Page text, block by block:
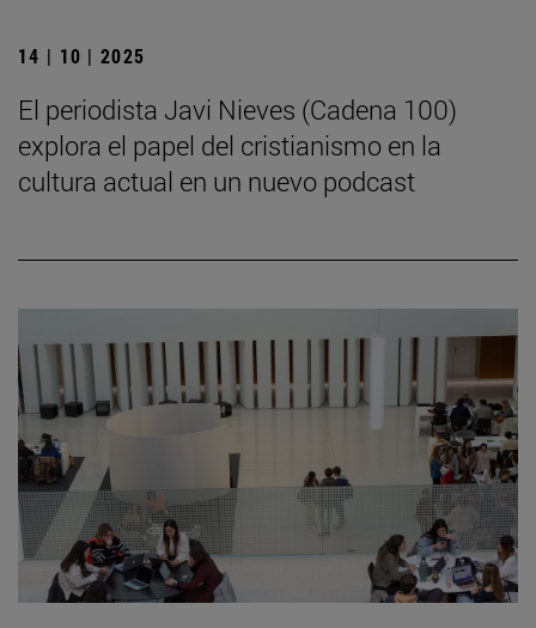
14 | 10 | 2025
El periodista Javi Nieves (Cadena 100)
explora el papel del cristianismo en la
cultura actual en un nuevo podcast